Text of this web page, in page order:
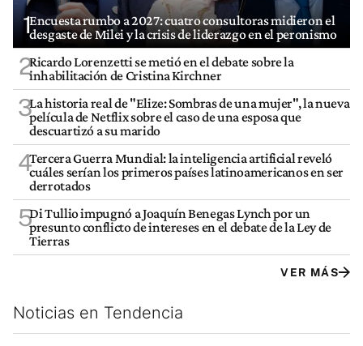
1Encuesta rumbo a 2027: cuatro consultoras midieron el
desgaste de Milei y la crisis de liderazgo en el peronismo
2Ricardo Lorenzetti se metió en el debate sobre la
inhabilitación de Cristina Kirchner
3La historia real de "Elize: Sombras de una mujer", la nueva
película de Netflix sobre el caso de una esposa que
descuartizó a su marido
4Tercera Guerra Mundial: la inteligencia artificial reveló
cuáles serían los primeros países latinoamericanos en ser
derrotados
5Di Tullio impugnó a Joaquín Benegas Lynch por un
presunto conflicto de intereses en el debate de la Ley de
Tierras
VER MÁS
Noticias en Tendencia
Este listado muestra los artículos con más comentarios en los